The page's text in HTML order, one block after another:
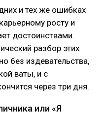
и тех же ошибках
росту и
достоинствами.
разбор этих
без издевательства,
ваты, и с
через три дня.
или «Я